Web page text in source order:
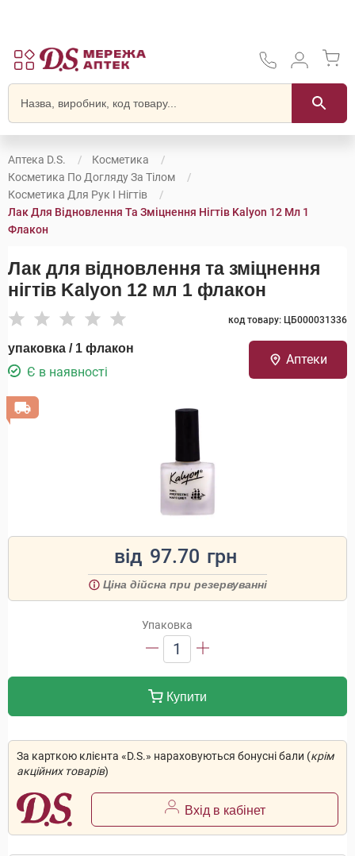
Аптека D.S.
Косметика
Косметика По Догляду За Тілом
Косметика Для Рук І Нігтів
Лак Для Відновлення Та Зміцнення Нігтів Kalyon 12 Мл 1
Флакон
Лак для відновлення та зміцнення
нігтів Kalyon 12 мл 1 флакон
код товару: ЦБ000031336
упаковка / 1 флакон
Є в наявності
Аптеки
від 97.70 грн
Ціна дійсна при резервуванні
Упаковка
1
Купити
За карткою клієнта «D.S.» нараховуються бонусні бали (крім
акційних товарів)
Вхід в кабінет